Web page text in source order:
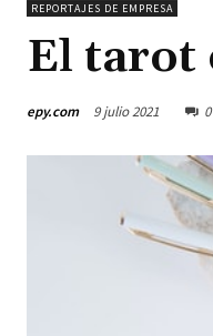
REPORTAJES DE EMPRESA
El tarot
epy.com 9 julio 2021 0